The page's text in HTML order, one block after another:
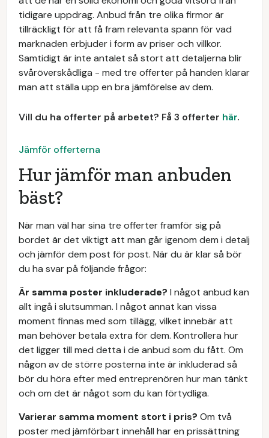
tidigare uppdrag. Anbud från tre olika firmor är
tillräckligt för att få fram relevanta spann för vad
marknaden erbjuder i form av priser och villkor.
Samtidigt är inte antalet så stort att detaljerna blir
svåröverskådliga - med tre offerter på handen klarar
man att ställa upp en bra jämförelse av dem.
Vill du ha offerter på arbetet? Få 3 offerter här.
Jämför offerterna
Hur jämför man anbuden
bäst?
När man väl har sina tre offerter framför sig på
bordet är det viktigt att man går igenom dem i detalj
och jämför dem post för post. När du är klar så bör
du ha svar på följande frågor:
Är samma poster inkluderade? I något anbud kan
allt ingå i slutsumman. I något annat kan vissa
moment finnas med som tillägg, vilket innebär att
man behöver betala extra för dem. Kontrollera hur
det ligger till med detta i de anbud som du fått. Om
någon av de större posterna inte är inkluderad så
bör du höra efter med entreprenören hur man tänkt
och om det är något som du kan förtydliga.
Varierar samma moment stort i pris? Om två
poster med jämförbart innehåll har en prissättning